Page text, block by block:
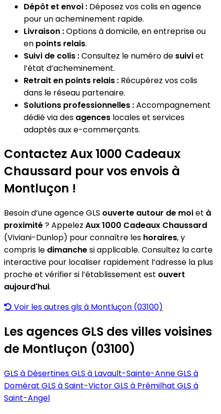
Dépôt et envoi : Déposez vos colis en agence
pour un acheminement rapide.
Livraison :Options à domicile, en entreprise ou
en points relais.
Suivi de colis :Consultez le numéro de suiviet
l’état d’acheminement.
Retrait en points relais : Récupérez vos colis
dans le réseau partenaire.
Solutions professionnelles :Accompagnement
dédié via des agences locales et services
adaptés aux e-commerçants.
Contactez Aux 1000 Cadeaux
Chaussard pour vos envois à
Montluçon !
Besoin d’une agence GLS ouverte autour de moiet à
proximité? Appelez Aux 1000 Cadeaux Chaussard
(Viviani-Dunlop) pour connaître les horaires, y
compris le dimanchesi applicable. Consultez la carte
interactive pour localiser rapidement l’adresse la plus
proche et vérifier si l’établissement est ouvert
aujourd'hui.
Voir les autres gls à Montluçon (03100)
Les agences GLS des villes voisines
de Montluçon (03100)
GLS à DésertinesGLS à Lavault-Sainte-AnneGLS à
Domérat GLS à Saint-VictorGLS à Prémilhat GLS à
Saint-Angel